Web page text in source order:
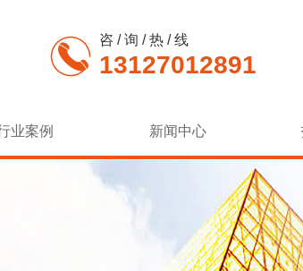
咨 / 询 / 热 / 线
13127012891
业案例 新闻中心